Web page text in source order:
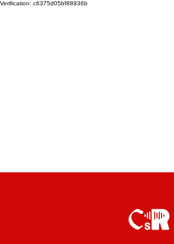
Verification: c6375d05bf88936b